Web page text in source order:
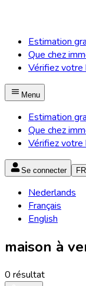
Estimation
Que chez
Vérifiez
Menu
Estimation
Que chez
Vérifiez
Se connecter FR
Nederlands
Français
English
maison à
0 résultat